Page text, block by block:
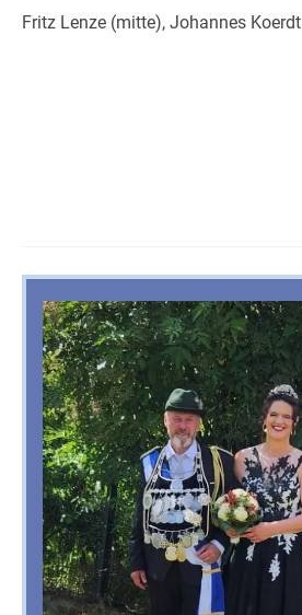
Fritz Lenze (mitte), Johannes Koerdt